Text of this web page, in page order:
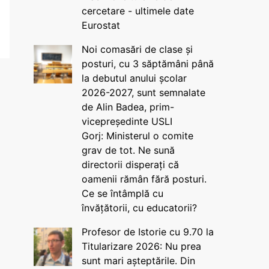
cercetare - ultimele date
Eurostat
Noi comasări de clase și
posturi, cu 3 săptămâni până
la debutul anului școlar
2026-2027, sunt semnalate
de Alin Badea, prim-
vicepreședinte USLI
Gorj: Ministerul o comite
grav de tot. Ne sună
directorii disperați că
oamenii rămân fără posturi.
Ce se întâmplă cu
învățătorii, cu educatorii?
Profesor de Istorie cu 9.70 la
Titularizare 2026: Nu prea
sunt mari așteptările. Din